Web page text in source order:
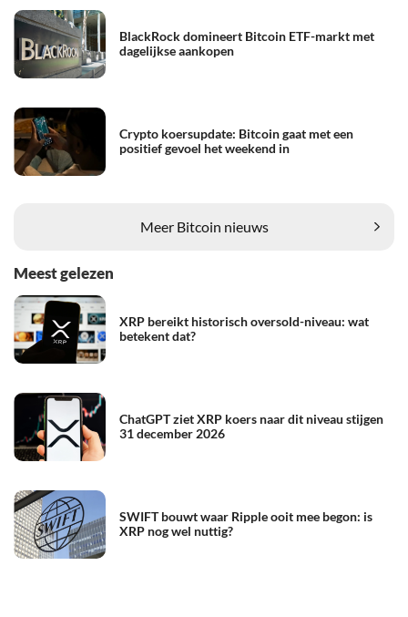
BlackRock domineert Bitcoin ETF-markt met
dagelijkse aankopen
Crypto koersupdate: Bitcoin gaat met een
positief gevoel het weekend in
Meer Bitcoin nieuws
Meest gelezen
XRP bereikt historisch oversold-niveau: wat
betekent dat?
ChatGPT ziet XRP koers naar dit niveau stijgen
31 december 2026
SWIFT bouwt waar Ripple ooit mee begon: is
XRP nog wel nuttig?